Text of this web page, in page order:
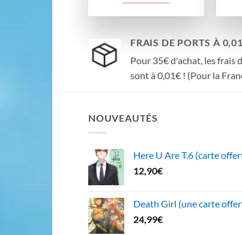
FRAIS DE PORTS À
Pour 35€ d'achat, les frais
sont à 0,01€ ! (Pour la
NOUVEAUTÉS
Here U Are T.6 (carte
12,90€
Death Girl (une carte
24,99€